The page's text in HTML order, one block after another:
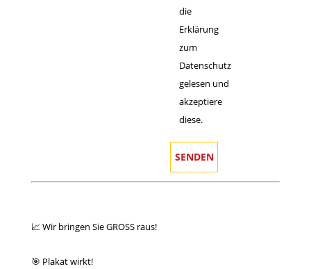
die
Erklärung
zum
Datenschutz
gelesen und
akzeptiere
diese.
📈 Wir bringen Sie GROSS raus!
🎯 Plakat wirkt!